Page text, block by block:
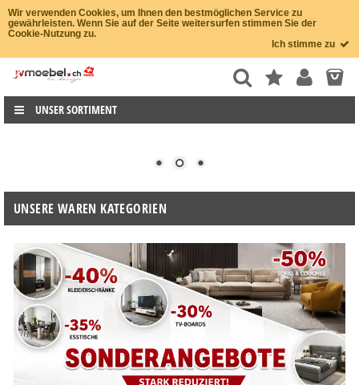
Wir verwenden Cookies, um Ihnen den bestmöglichen Service zu
gewährleisten. Wenn Sie auf der Seite weitersurfen stimmen Sie der
Cookie-Nutzung zu.
Ich stimme zu
UNSER SORTIMENT
UNSERE WAREN KATEGORIEN